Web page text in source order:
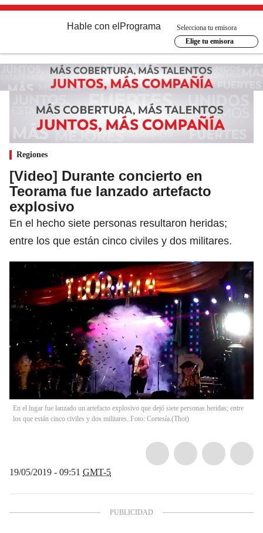
Hable con el Programa
Selecciona tu emisora
Elige tu emisora
Regiones
[Video] Durante concierto en
Teorama fue lanzado artefacto
explosivo
En el hecho siete personas resultaron heridas;
entre los que están cinco civiles y dos militares.
En el lugar fue lanzado un artefacto explosivo que dejó siete personas heridas; entre
los que están cinco civiles y dos militares. Foto: Cortesía.(Thot)
19/05/2019 - 09:51 GMT-5